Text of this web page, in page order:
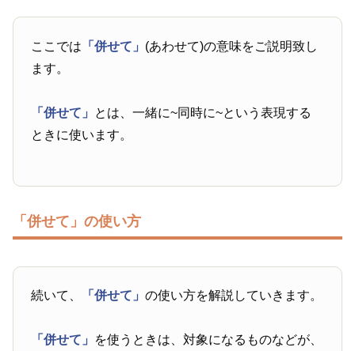
ここでは 「併せて」 (あわせて)の意味をご説明致し
ます。
「併せて」 とは、一緒に~同時に~という表現する
ときに使います。
「併せて」の使い方
続いて、 「併せて」の使い方を解説していきます。
「併せて」 を使うときは、対象になるものなどが、